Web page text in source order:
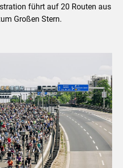
führt auf 20 Routen aus
Großen Stern.